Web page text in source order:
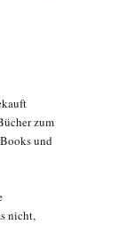
zum
und
nicht,